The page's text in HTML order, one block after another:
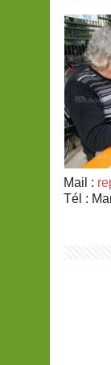
Mail :
Tél :